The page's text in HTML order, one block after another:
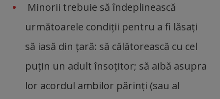
Minorii trebuie să îndeplinească
următoarele condiţii pentru a fi lăsaţi
să iasă din ţară: să călătorească cu cel
puţin un adult însoţitor; să aibă asupra
lor acordul ambilor părinţi (sau al